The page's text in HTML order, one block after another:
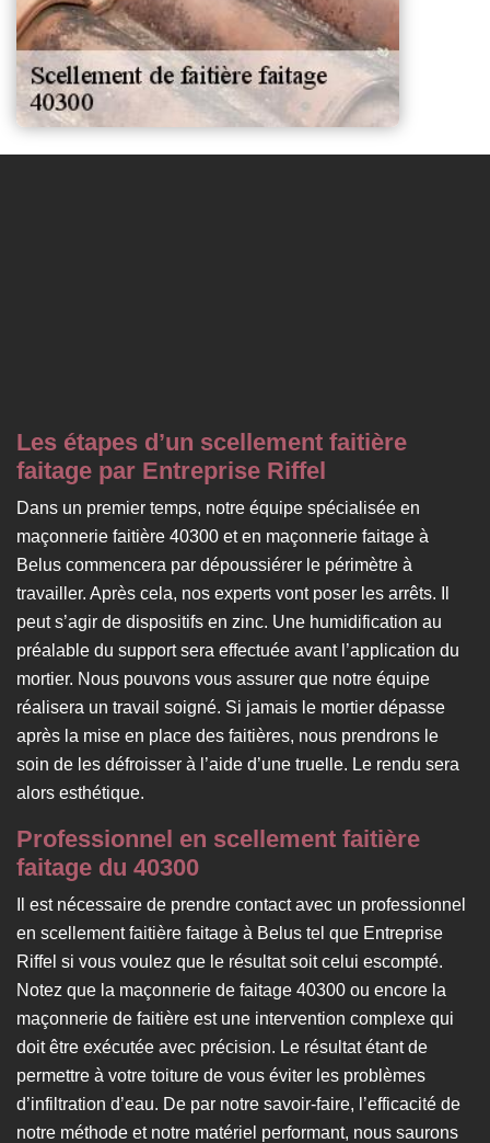
Les étapes d’un scellement faitière
faitage par Entreprise Riffel
Dans un premier temps, notre équipe spécialisée en
maçonnerie faitière 40300 et en maçonnerie faitage à
Belus commencera par dépoussiérer le périmètre à
travailler. Après cela, nos experts vont poser les arrêts. Il
peut s’agir de dispositifs en zinc. Une humidification au
préalable du support sera effectuée avant l’application du
mortier. Nous pouvons vous assurer que notre équipe
réalisera un travail soigné. Si jamais le mortier dépasse
après la mise en place des faitières, nous prendrons le
soin de les défroisser à l’aide d’une truelle. Le rendu sera
alors esthétique.
Professionnel en scellement faitière
faitage du 40300
Il est nécessaire de prendre contact avec un professionnel
en scellement faitière faitage à Belus tel que Entreprise
Riffel si vous voulez que le résultat soit celui escompté.
Notez que la maçonnerie de faitage 40300 ou encore la
maçonnerie de faitière est une intervention complexe qui
doit être exécutée avec précision. Le résultat étant de
permettre à votre toiture de vous éviter les problèmes
d’infiltration d’eau. De par notre savoir-faire, l’efficacité de
notre méthode et notre matériel performant, nous saurons